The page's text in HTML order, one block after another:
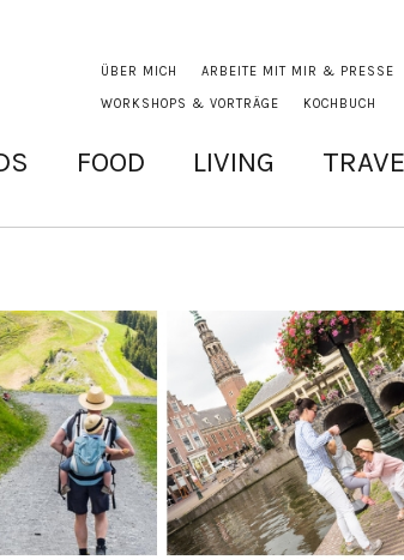
ÜBER MICH ARBEITE MIT MIR & PRESSE
WORKSHOPS & VORTRÄGE KOCHBUCH
FOOD LIVING